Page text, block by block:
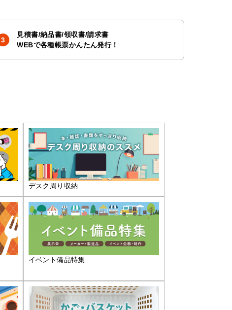
見積書/納品書/領収書/請求書
WEBで各種帳票かんたん発行！
デスク周り収納
イベント備品特集